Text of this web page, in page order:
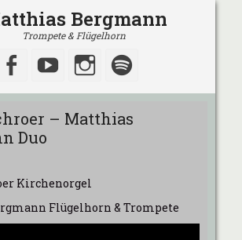
Bergmann
Trompete & Flügelhorn
Facebook
YouTubeInstagram
– Matthias
Duo
Kirchenorgel
Flügelhorn & Trompete